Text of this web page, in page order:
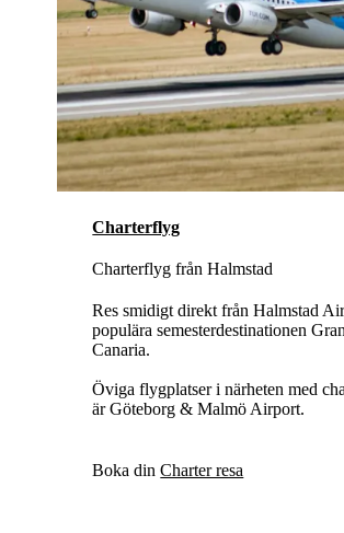
Charterflyg
Charterflyg från Halmstad
Res smidigt direkt från Halmstad
populära semesterdestinationen Gran
Canaria.
Öviga flygplatser i närheten med
är Göteborg & Malmö Airport.
Boka dinCharter resa